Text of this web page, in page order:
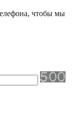
чтобы мы